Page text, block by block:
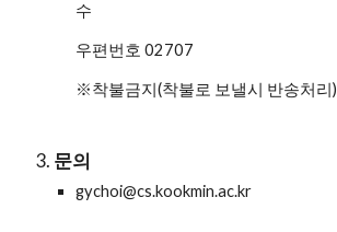
수
우편번호 02707
※착불금지(착불로 보낼시 반송처리)
문의
gychoi@cs.kookmin.ac.kr